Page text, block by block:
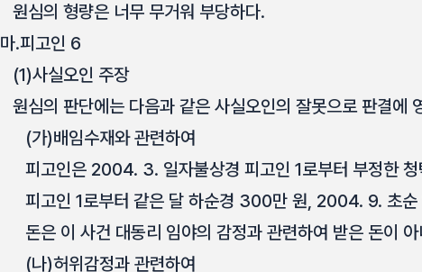
원심의 형량은 너무 무거워 부당하다.
마.피고인 6
(1)사실오인 주장
원심의 판단에는 다음과 같은 사실오인의 잘못으로 판결에
(가)배임수재와 관련하여
피고인은 2004. 3. 일자불상경 피고인 1로부터 부정한
피고인 1로부터 같은 달 하순경 300만 원, 2004. 9. 초
돈은 이 사건 대동리 임야의 감정과 관련하여 받은 돈이
(나)허위감정과 관련하여